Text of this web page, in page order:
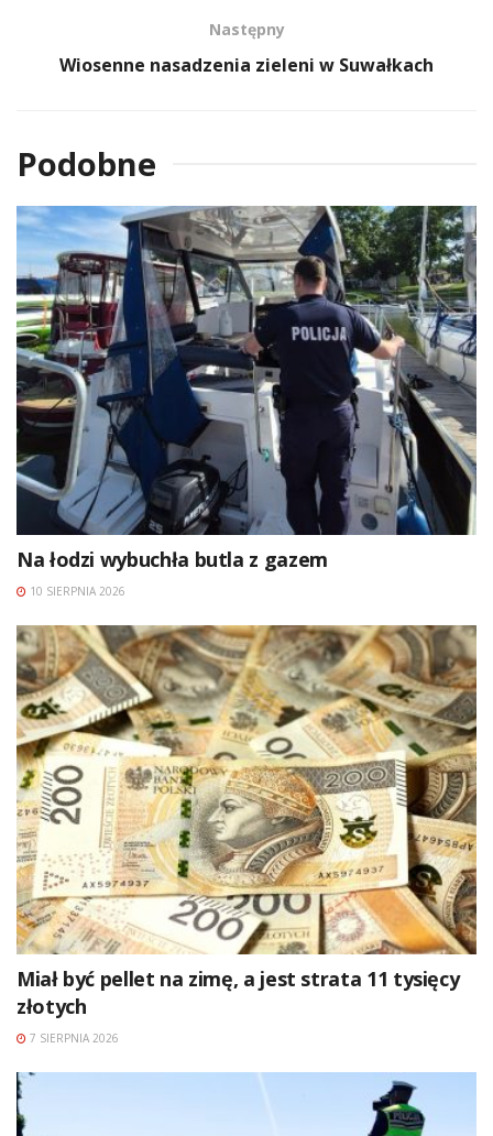
Następny
Wiosenne nasadzenia zieleni w Suwałkach
Podobne
Na łodzi wybuchła butla z gazem
10 SIERPNIA 2026
Miał być pellet na zimę, a jest strata 11 tysięcy
złotych
7 SIERPNIA 2026